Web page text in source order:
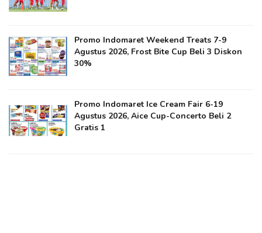
Promo Indomaret Weekend Treats 7-9
Agustus 2026, Frost Bite Cup Beli 3 Diskon
30%
Promo Indomaret Ice Cream Fair 6-19
Agustus 2026, Aice Cup-Concerto Beli 2
Gratis 1